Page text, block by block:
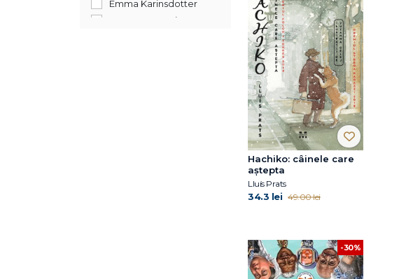
Emma Karinsdotter
Gregory Maguire
Hachiko: câinele care
aştepta
Lluís Prats
34.3 lei 49.00 lei
-30%